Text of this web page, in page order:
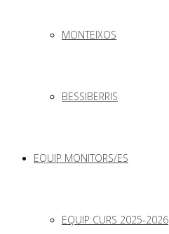
MONTEIXOS
BESSIBERRIS
EQUIP MONITORS/ES
EQUIP CURS 2025-2026